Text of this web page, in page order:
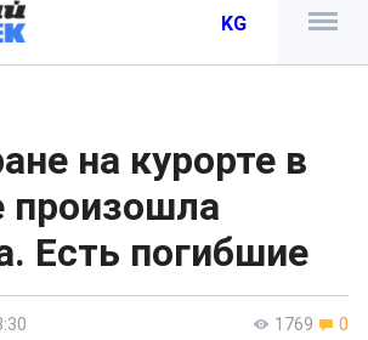
KG
на курорте в
произошла
Есть погибшие
1769 0